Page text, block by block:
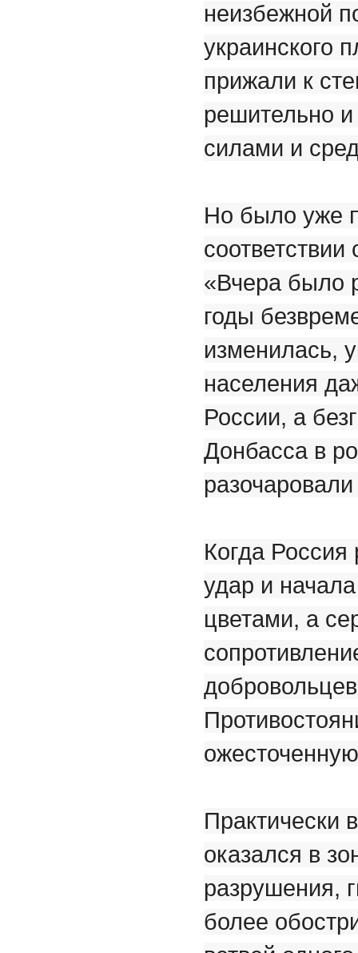
неизбежной
украинского
прижали к
решительно
силами и
Но было уже
«Вчера было
годы
изменилась,
населения
России, а
Донбасса в
Когда
удар и
цветами, а
Практически
оказался в
разрушения,
более